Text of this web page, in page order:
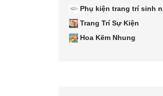
Phụ kiện trang trí sinh
Trang Trí Sự Kiện
Hoa Kẽm Nhung